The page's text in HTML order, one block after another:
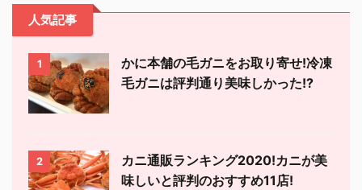
人気記事
1
かに本舗の毛ガニをお取り寄せ!冷凍
毛ガニは評判通り美味しかった!?
2
カニ通販ランキング2020!カニが美
味しいと評判のおすすめ11店!